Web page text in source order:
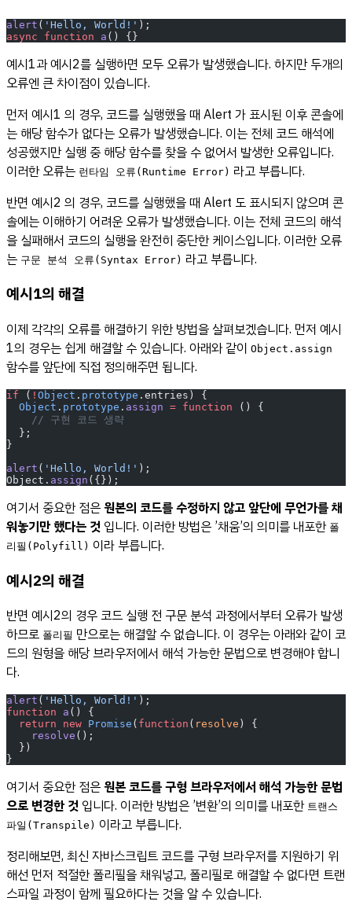
alert ( 'Hello, World!' );
async function a () {}
예시1과 예시2를 실행하면 모두 오류가 발생했습니다. 하지만 두개의
오류엔 큰 차이점이 있습니다.
먼저 예시1 의 경우, 코드를 실행했을 때 Alert 가 표시된 이후 콘솔에
는 해당 함수가 없다는 오류가 발생했습니다. 이는 전체 코드 해석에
성공했지만 실행 중 해당 함수를 찾을 수 없어서 발생한 오류입니다.
이러한 오류는 런타임 오류(Runtime Error) 라고 부릅니다.
반면 예시2 의 경우, 코드를 실행했을 때 Alert 도 표시되지 않으며 콘
솔에는 이해하기 어려운 오류가 발생했습니다. 이는 전체 코드의 해석
을 실패해서 코드의 실행을 완전히 중단한 케이스입니다. 이러한 오류
는 구문 분석 오류(Syntax Error) 라고 부릅니다.
예시1의 해결
이제 각각의 오류를 해결하기 위한 방법을 살펴보겠습니다. 먼저 예시
1의 경우는 쉽게 해결할 수 있습니다. 아래와 같이 Object.assign
함수를 앞단에 직접 정의해주면 됩니다.
if ( ! Object . prototype .entries) {
  Object
. prototype . assign = function () {
    // 구현 코드 생략
  };
}
alert ( 'Hello, World!' );
Object. assign ({});
여기서 중요한 점은 원본의 코드를 수정하지 않고 앞단에 무언가를 채
워놓기만 했다는 것 입니다. 이러한 방법은 ’채움’의 의미를 내포한 폴
리필(Polyfill) 이라 부릅니다.
예시2의 해결
반면 예시2의 경우 코드 실행 전 구문 분석 과정에서부터 오류가 발생
하므로 폴리필 만으로는 해결할 수 없습니다. 이 경우는 아래와 같이 코
드의 원형을 해당 브라우저에서 해석 가능한 문법으로 변경해야 합니
다.
alert ( 'Hello, World!' );
function a () {
  return
new Promise ( function ( resolve ) {
    resolve
();
  })
}
여기서 중요한 점은 원본 코드를 구형 브라우저에서 해석 가능한 문법
으로 변경한 것 입니다. 이러한 방법은 ’변환’의 의미를 내포한 트랜스
파일(Transpile) 이라고 부릅니다.
정리해보면, 최신 자바스크립트 코드를 구형 브라우저를 지원하기 위
해선 먼저 적절한 폴리필을 채워넣고, 폴리필로 해결할 수 없다면 트랜
스파일 과정이 함께 필요하다는 것을 알 수 있습니다.